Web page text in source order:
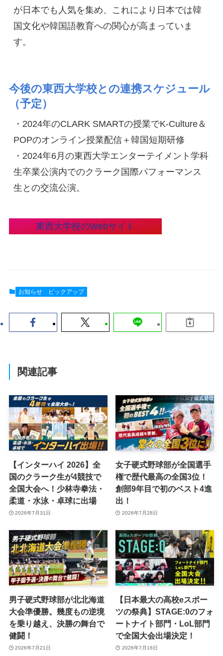
が日本でも人気を集め、これにより日本では韓
国文化や韓国語教育への関心が高まっていま
す。
今後の東西大学校との連携スケジュール
（予定）
・2024年のCLARK SMARTの授業でK-Culture＆
POPのオンライン授業配信＋韓国短期研修
・2024年6月の東西大学エンターテイメント学科
生卒業公演内でのクラーク国際パフォーマンス
生との交流公演。
東西大学校のWebサイト
お知らせ ピックアップ
関連記事
【インターハイ 2026】全
国のクラーク生が4競技で
全国大会へ！少林寺拳法・
柔道・水泳・卓球に出場
2026年7月31日
女子硬式野球部が全国選手
権で歴代最高の全国3位！
創部9年目で初のベスト4進
出！
2026年7月28日
男子硬式野球部が北北海道
大会準優勝。幾度もの逆境
を乗り越え、決勝の舞台で
健闘！
2026年7月21日
【日本最大の高校eスポー
ツの祭典】STAGE:0のフォ
ートナイト部門・LoL部門
で全国大会出場決定！
2026年7月16日